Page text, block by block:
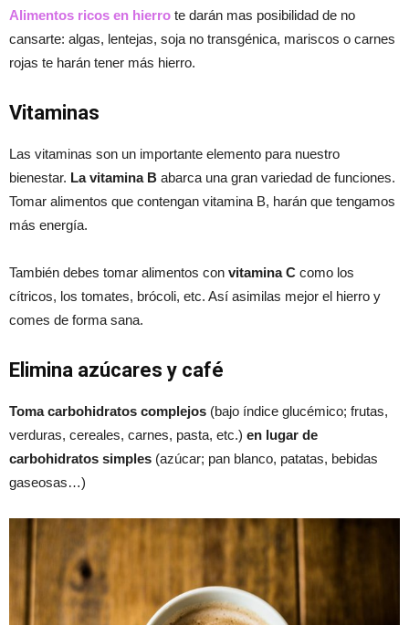
Alimentos ricos en hierro te darán mas posibilidad de no
cansarte: algas, lentejas, soja no transgénica, mariscos o carnes
rojas te harán tener más hierro.
Vitaminas
Las vitaminas son un importante elemento para nuestro
bienestar. La vitamina B abarca una gran variedad de funciones.
Tomar alimentos que contengan vitamina B, harán que tengamos
más energía.
También debes tomar alimentos con vitamina C como los
cítricos, los tomates, brócoli, etc. Así asimilas mejor el hierro y
comes de forma sana.
Elimina azúcares y café
Toma carbohidratos complejos (bajo índice glucémico; frutas,
verduras, cereales, carnes, pasta, etc.) en lugar de
carbohidratos simples (azúcar; pan blanco, patatas, bebidas
gaseosas…)